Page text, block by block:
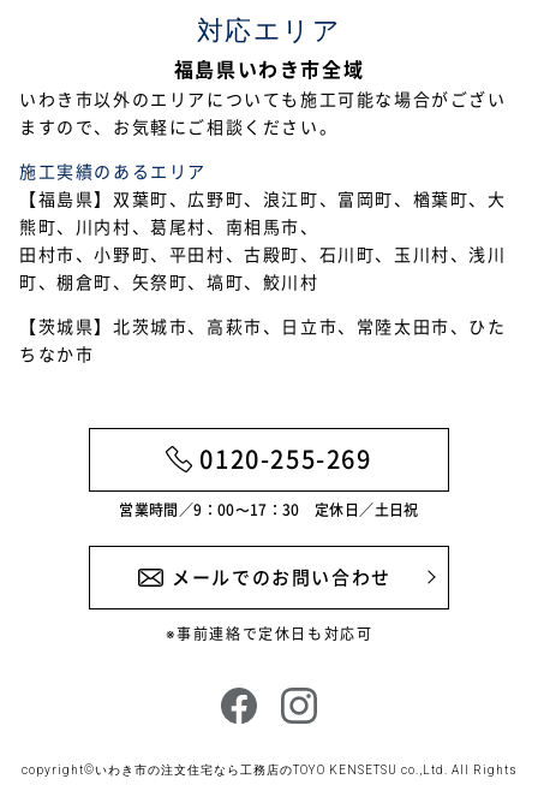
対応エリア
福島県いわき市全域
いわき市以外のエリアについても施工可能な場合がござい
ますので、お気軽にご相談ください。
施工実績のあるエリア
【福島県】双葉町、広野町、浪江町、富岡町、楢葉町、大
熊町、川内村、葛尾村、南相馬市、
田村市、小野町、平田村、古殿町、石川町、玉川村、浅川
町、棚倉町、矢祭町、塙町、鮫川村
【茨城県】北茨城市、高萩市、日立市、常陸太田市、ひた
ちなか市
0120-255-269
営業時間／9：00〜17：30 定休日／土日祝
メールでのお問い合わせ
※事前連絡で定休日も対応可
copyright©いわき市の注文住宅なら工務店のTOYO KENSETSU co.,Ltd. All Rights